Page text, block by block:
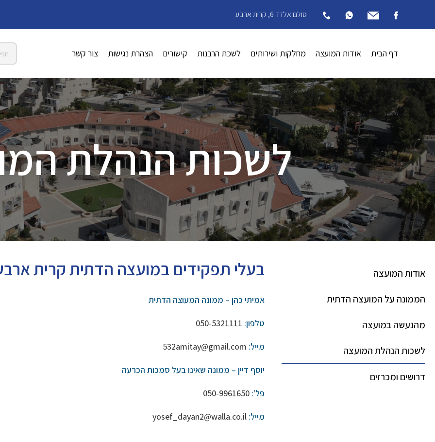
סולם אלדד 6, קרית ארבע
דף הבית אודות המועצה מחלקות ושירותים לשכת הרבנות קישורים הצהרת נגישות צור קשר
לשכות הנהלת
בעלי תפקידים במועצה הדתית קרית
אמיתי כהן – ממונה המעוצה הדתית
טלפון: 050-5321111
מייל: 532amitay@gmail.com
יוסף דיין – ממונה שאינו בעל סמכות הכרעה
פל': 050-9961650
מייל: yosef_dayan2@walla.co.il
אודות המועצה
הממונה על המועצה הדתית
מהנעשה במועצה
לשכות הנהלת המועצה
דרושים ומכרזים